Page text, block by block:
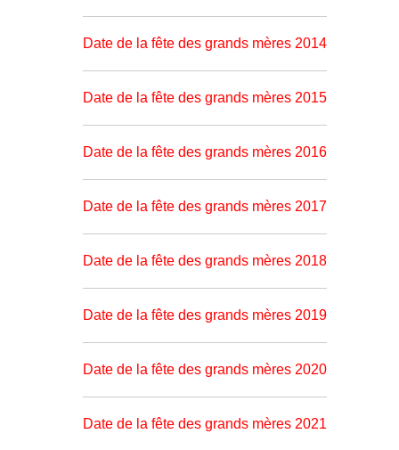
Date de la fête des grands mères 2014
Date de la fête des grands mères 2015
Date de la fête des grands mères 2016
Date de la fête des grands mères 2017
Date de la fête des grands mères 2018
Date de la fête des grands mères 2019
Date de la fête des grands mères 2020
Date de la fête des grands mères 2021